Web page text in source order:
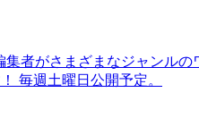
者がさまざまなジャンル
毎週土曜日公開予定。